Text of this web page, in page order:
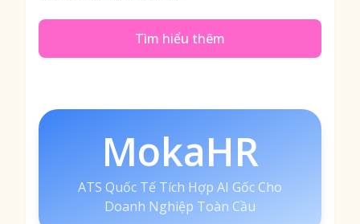
Tìm hiểu thêm
MokaHR
ATS Quốc Tế Tích Hợp AI Gốc Cho
Doanh Nghiệp Toàn Cầu